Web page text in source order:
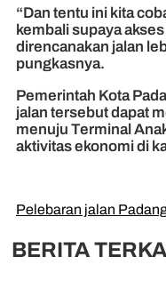
“Dan tentu ini kita
kembali supaya
direncanakan jalan
pungkasnya.
Pemerintah Kota
jalan tersebut dapat
menuju Terminal
aktivitas ekonomi di
Pelebaran jalan
BERITA